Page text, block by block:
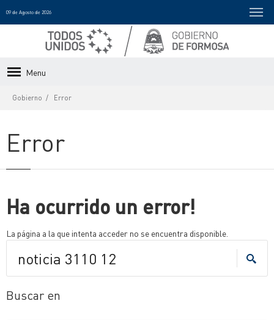
09 de Agosto de 2026
Menu
Gobierno Error
Error
Ha ocurrido un error!
La página a la que intenta acceder no se encuentra disponible.
Buscar en